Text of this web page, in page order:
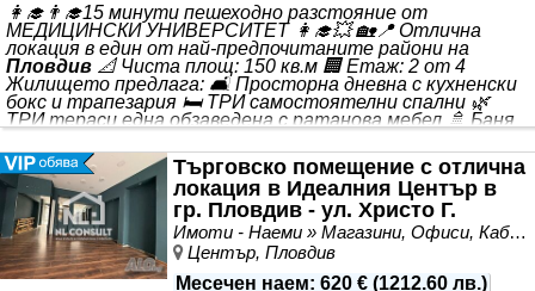
👩‍🎓👨‍🎓15 минути пешеходно разстояние от
МЕДИЦИНСКИ УНИВЕРСИТЕТ 👩‍🎓💥 🏡📍 Отлична
локация в един от най-предпочитаните райони на
Пловдив 📐 Чиста площ: 150 кв.м 🏢 Етаж: 2 от 4
Жилището предлага: 🛋️ Просторна дневна с кухненски
бокс и трапезария 🛏️ ТРИ самостоятелни спални 🌿
ТРИ тераси една обзаведена с ратанова мебел 🚿 Баня
помещение🚗 ГАРАЖ И ПАРКОМЯСТО, включени в
месечниянаем! Жилището е след основен ремонт и е
готово да посрещне своите нови наематели. 🔑 Имот
18546 🏠 Трейд Хаус недвижими имоти
Търговско помещение с отлична
локация в Идеалния Център в
гр. Пловдив - ул. Христо Г.
Данов.
Имоти - Наеми » Магазини, Офиси, Кабинети, Салони
Център, Пловдив
Месечен наем: 620 € (1212.60 лв.)